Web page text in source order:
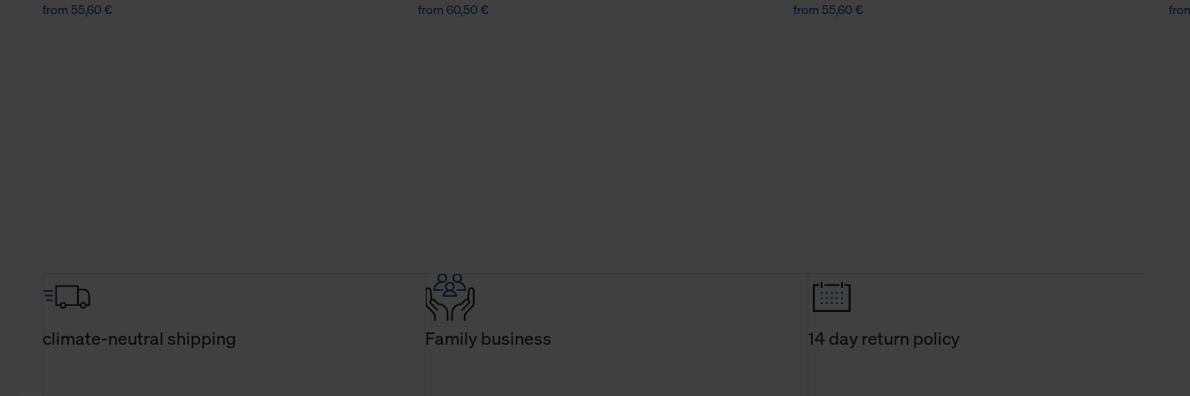
from 55,60 € from 60,50 € from 55,60 €
climate-neutral shipping Family business 14 day return policy